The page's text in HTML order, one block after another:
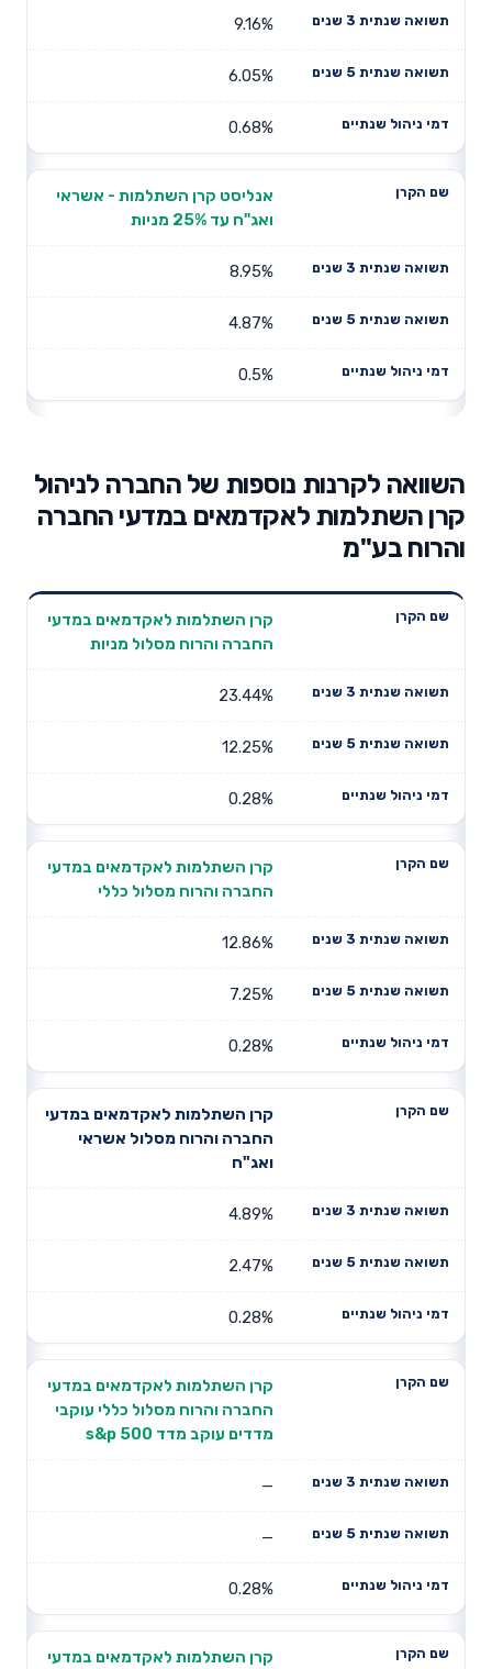
9.16%
6.05%
0.68%
אנליסט קרן השתלמות - אשראי
ואג"ח עד 25% מניות
8.95%
4.87%
0.5%
השוואה לקרנות נוספות של החברה לניהול
קרן השתלמות לאקדמאים במדעי החברה
והרוח בע"מ
שנתית 3
תשואה
שנתית 5
דמי ניהול
קרן השתלמות לאקדמאים במדעי
החברה והרוח מסלול מניות
23.44%
12.25%
0.28%
קרן השתלמות לאקדמאים במדעי
החברה והרוח מסלול כללי
12.86%
7.25%
0.28%
קרן השתלמות לאקדמאים במדעי
החברה והרוח מסלול אשראי
ואג"ח
4.89%
2.47%
0.28%
קרן השתלמות לאקדמאים במדעי
החברה והרוח מסלול כללי עוקבי
מדדים עוקב מדד s&p 500
—
—
0.28%
קרן השתלמות לאקדמאים במדעי